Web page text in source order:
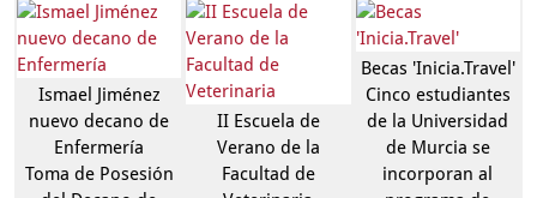
Ismael Jiménez
nuevo decano de
Enfermería
Toma de Posesión
II Escuela de
Verano de la
Facultad de
Becas 'Inicia.Travel'
Cinco estudiantes
de la Universidad
de Murcia se
incorporan al